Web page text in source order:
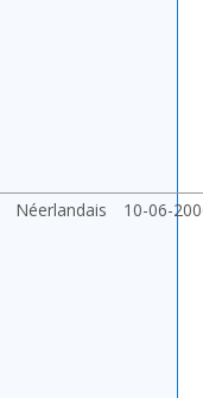
Néerlandais 10-06-